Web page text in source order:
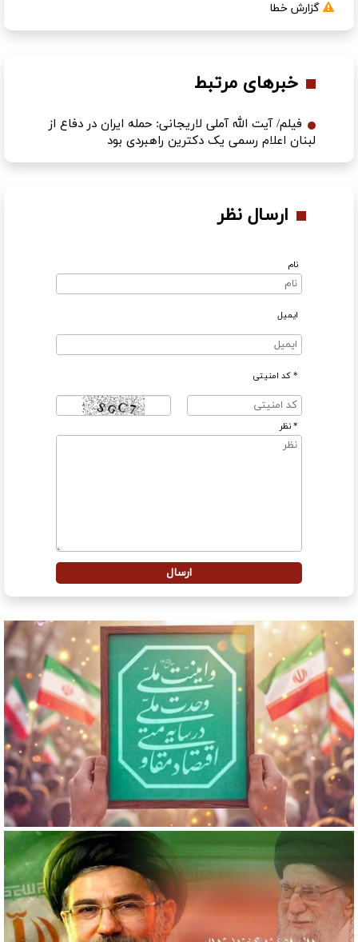
گزارش خطا
خبرهای مرتبط
فیلم/ آیت الله آملی لاریجانی: حمله ایران در دفاع از
لبنان اعلام رسمی یک دکترین راهبردی بود
ارسال نظر
نام
ایمیل
* کد امنیتی
* نظر